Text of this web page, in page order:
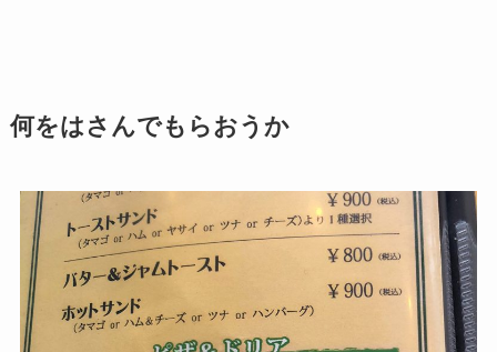
何をはさんでもらおうか